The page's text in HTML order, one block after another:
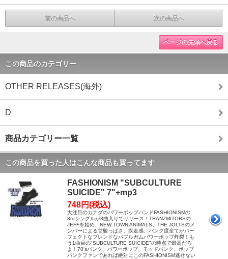
前の商品へ 次の商品へ
ページの先頭へ戻る
この商品のカテゴリー
OTHER RELEASES(海外)
D
商品カテゴリー一覧
この商品を買った人はこんな商品も買ってます
FASHIONISM "SUBCULTURE
SUICIDE" 7"+mp3
748円(税込)
大注目のカナダのパワーポップバンドFASHIONISMの
3rdシングルが3曲入りでリリース！TRANZMITORSの
JEFFを始め、NEW TOWN ANIMALS、THE JOLTSのメ
ンバーによる甘酸っぱさ、疾走感、パンク度全てがパー
フェクトなブレンドなバブルガムパワーポップ炸裂！も
う1曲目の"SUBCULTURE SUICIDE"の時点で最高だろ
よ！70'sパンク、パワーポップ、モッドパンク、ポップ
パンクファンであれば絶対にこのFASHIONISM逃せない